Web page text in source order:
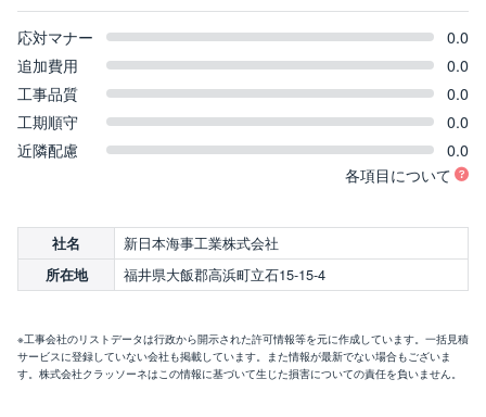
応対マナー
0.0
追加費用
0.0
工事品質
0.0
工期順守
0.0
近隣配慮
0.0
各項目について
社名 新日本海事工業株式会社
所在地 福井県大飯郡高浜町立石15-15-4
※工事会社のリストデータは行政から開示された許可情報等を元に作成しています。一括見積
サービスに登録していない会社も掲載しています。また情報が最新でない場合もございま
す。株式会社クラッソーネはこの情報に基づいて生じた損害についての責任を負いません。